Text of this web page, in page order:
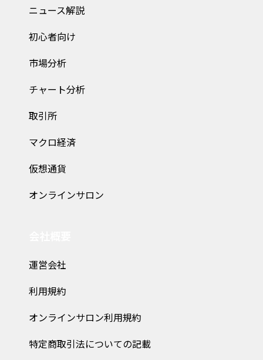
ニュース解説
初心者向け
市場分析
チャート分析
取引所
マクロ経済
仮想通貨
オンラインサロン
運営会社
利用規約
オンラインサロン利用規約
特定商取引法についての記載